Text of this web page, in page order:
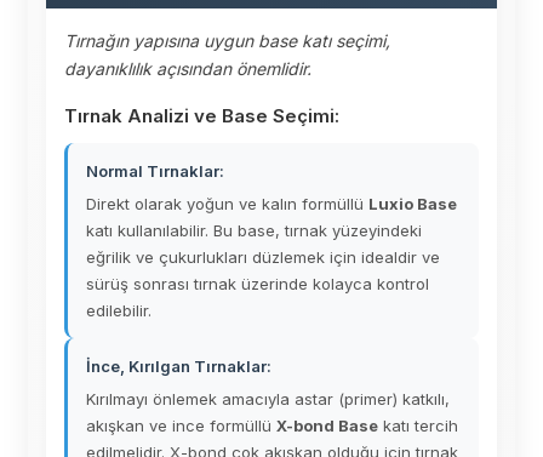
Tırnağın yapısına uygun base katı seçimi,
dayanıklılık açısından önemlidir.
Tırnak Analizi ve Base Seçimi:
Normal Tırnaklar:
Direkt olarak yoğun ve kalın formüllü Luxio Base
katı kullanılabilir. Bu base, tırnak yüzeyindeki
eğrilik ve çukurlukları düzlemek için idealdir ve
sürüş sonrası tırnak üzerinde kolayca kontrol
edilebilir.
İnce, Kırılgan Tırnaklar:
Kırılmayı önlemek amacıyla astar (primer) katkılı,
akışkan ve ince formüllü X-bond Base katı tercih
edilmelidir. X-bond çok akışkan olduğu için tırnak